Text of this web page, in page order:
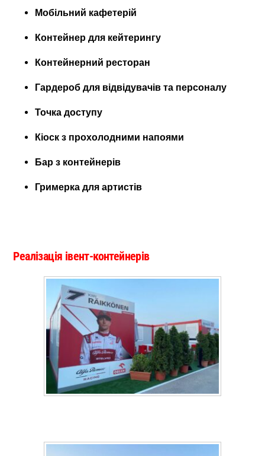
Мобільний кафетерій
Контейнер для кейтерингу
Контейнерний ресторан
Гардероб для відвідувачів та персоналу
Точка доступу
Кіоск з прохолодними напоями
Бар з контейнерів
Гримерка для артистів
Реалізація івент-контейнерів